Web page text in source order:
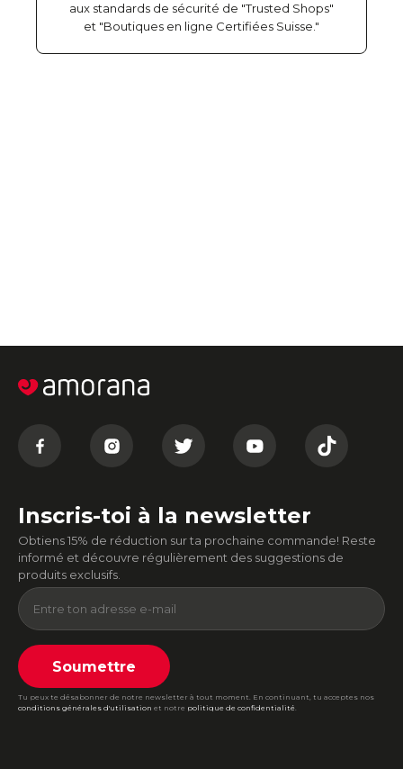
aux standards de sécurité de "Trusted Shops"
et "Boutiques en ligne Certifiées Suisse."
Inscris-toi à la newsletter
Obtiens 15% de réduction sur ta prochaine commande! Reste
informé et découvre régulièrement des suggestions de
produits exclusifs.
Soumettre
Tu peux te désabonner de notre newsletter à tout moment. En continuant, tu acceptes nos
conditions générales d'utilisation et notre politique de confidentialité.